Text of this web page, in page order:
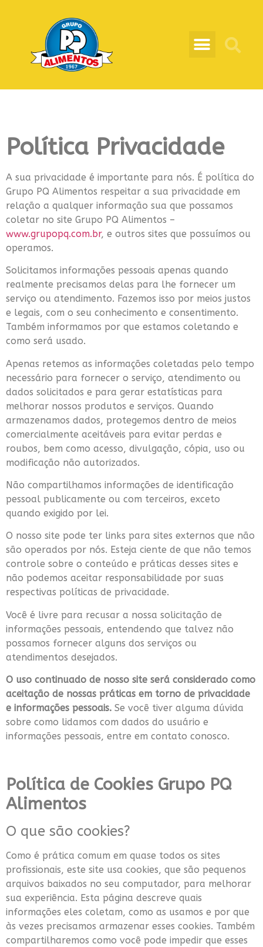
Política Privacidade
A sua privacidade é importante para nós. É política do
Grupo PQ Alimentos respeitar a sua privacidade em
relação a qualquer informação sua que possamos
coletar no site Grupo PQ Alimentos –
www.grupopq.com.br, e outros sites que possuímos ou
operamos.
Solicitamos informações pessoais apenas quando
realmente precisamos delas para lhe fornecer um
serviço ou atendimento. Fazemos isso por meios justos
e legais, com o seu conhecimento e consentimento.
Também informamos por que estamos coletando e
como será usado.
Apenas retemos as informações coletadas pelo tempo
necessário para fornecer o serviço, atendimento ou
dados solicitados e para gerar estatísticas para
melhorar nossos produtos e serviços. Quando
armazenamos dados, protegemos dentro de meios
comercialmente aceitáveis para evitar perdas e
roubos, bem como acesso, divulgação, cópia, uso ou
modificação não autorizados.
Não compartilhamos informações de identificação
pessoal publicamente ou com terceiros, exceto
quando exigido por lei.
O nosso site pode ter links para sites externos que não
são operados por nós. Esteja ciente de que não temos
controle sobre o conteúdo e práticas desses sites e
não podemos aceitar responsabilidade por suas
respectivas políticas de privacidade.
Você é livre para recusar a nossa solicitação de
informações pessoais, entendendo que talvez não
possamos fornecer alguns dos serviços ou
atendimentos desejados.
O uso continuado de nosso site será considerado como
aceitação de nossas práticas em torno de privacidade
e informações pessoais. Se você tiver alguma dúvida
sobre como lidamos com dados do usuário e
informações pessoais, entre em contato conosco.
Política de Cookies Grupo PQ
Alimentos
O que são cookies?
Como é prática comum em quase todos os sites
profissionais, este site usa cookies, que são pequenos
arquivos baixados no seu computador, para melhorar
sua experiência. Esta página descreve quais
informações eles coletam, como as usamos e por que
às vezes precisamos armazenar esses cookies. Também
compartilharemos como você pode impedir que esses